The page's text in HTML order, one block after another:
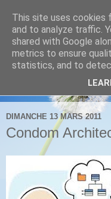
IT Cogito
Par Kamel Belgadi
DIMANCHE 13 MARS 2011
Condom
This site uses cookies
and to analyze traffic.
shared with Google
metrics to ensure
statistics, and to